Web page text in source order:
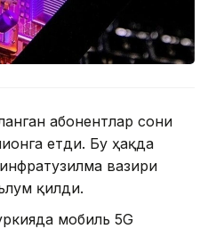
абонентлар сони
етди. Бу ҳақда
вазири
қилди.
мобиль 5G